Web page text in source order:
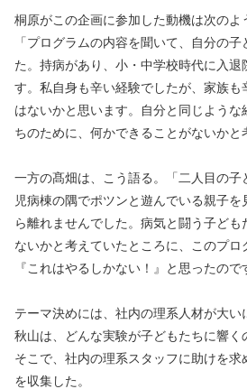
桐原がこの企画に参加した動機は次のよ
「プログラムの内容を聞いて、自分の
た。持病があり、小・中学校時代に入
す。私自身も辛い経験でしたが、家族
はないかと思います。自分と同じような
ちのために、何かできることがないかと
一方の髙畑は、こう語る。「二人目の
児病棟の隅でポツンと遊んでいる親子
ら離れませんでした。病気と闘う子ど
ないかと考えていたところに、このプ
『これはやるしかない！』と思ったので
テーマ決めには、社内の理系人材が大い
秋山は、どんな実験が子どもたちに響く
そこで、社内の理系スタッフに助けを求
を収集した。